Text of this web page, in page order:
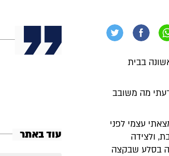
בבית
מה משובב
עצמי לפני
ולצידה
בסלע שבקצה
עוד באתר